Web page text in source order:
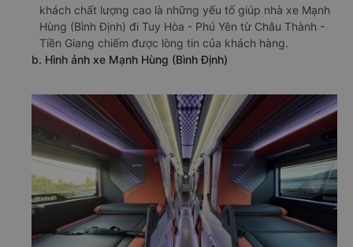
khách chất lượng cao là những yếu tố giúp nhà xe Mạnh
Hùng (Bình Định) đi Tuy Hòa - Phú Yên từ Châu Thành -
Tiền Giang chiếm được lòng tin của khách hàng.
b. Hình ảnh xe Mạnh Hùng (Bình Định)